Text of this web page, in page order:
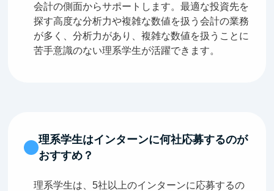
会計の側面からサポートします。最適な投資先を
探す高度な分析力や複雑な数値を扱う会計の業務
が多く、分析力があり、複雑な数値を扱うことに
苦手意識のない理系学生が活躍できます。
理系学生はインターンに何社応募するのが
おすすめ？
理系学生は、5社以上のインターンに応募するの